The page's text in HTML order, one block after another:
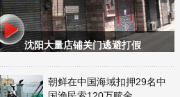
沈阳大量店铺关门逃避打假
朝鲜在中国海域扣押29名中